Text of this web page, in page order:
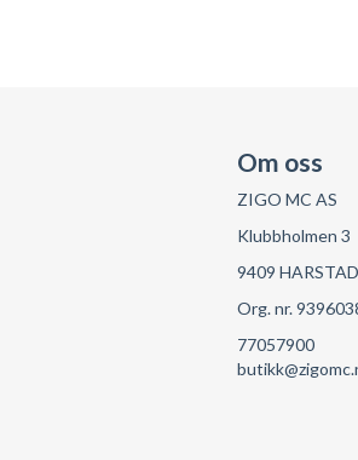
Om oss
ZIGO MC AS
Klubbholmen 3
9409 HARSTAD
Org. nr.
77057900